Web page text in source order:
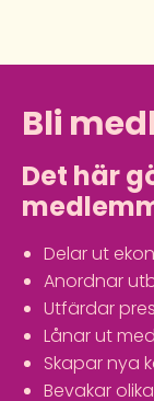
Bli
Det här
Delar ut
Anordnar
Utfärdar
Lånar ut
Skapar nya
Bevakar